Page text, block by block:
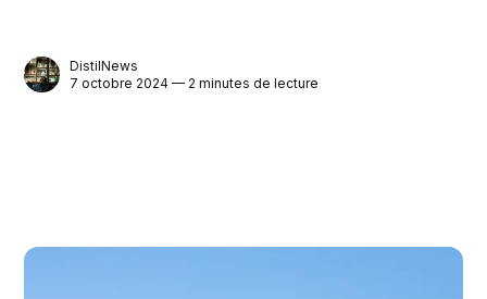
DistilNews
7 octobre 2024 — 2 minutes de lecture